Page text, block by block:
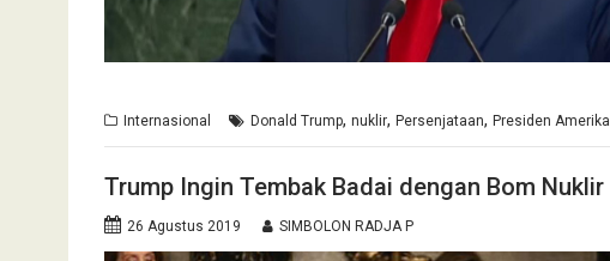
Internasional Donald Trump, nuklir, Persenjataan, Presiden Amerika
Trump Ingin Tembak Badai dengan Bom Nuklir
26 Agustus 2019 SIMBOLON RADJA P